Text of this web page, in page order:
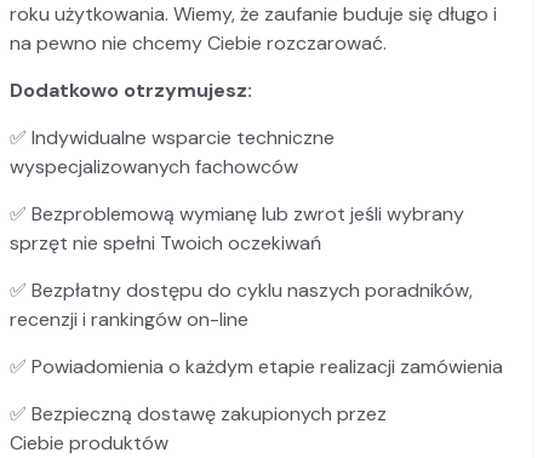
roku użytkowania. Wiemy, że zaufanie buduje się długo i
na pewno nie chcemy Ciebie rozczarować.
Dodatkowo otrzymujesz:
✅ Indywidualne wsparcie techniczne
wyspecjalizowanych fachowców
✅ Bezproblemową wymianę lub zwrot jeśli wybrany
sprzęt nie spełni Twoich oczekiwań
✅ Bezpłatny dostępu do cyklu naszych poradników,
recenzji i rankingów on-line
✅ Powiadomienia o każdym etapie realizacji zamówienia
✅ Bezpieczną dostawę zakupionych przez
Ciebie produktów